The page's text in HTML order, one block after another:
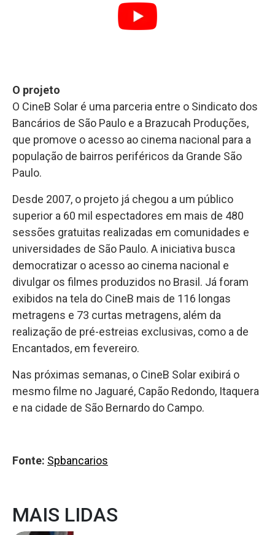
O projeto
O CineB Solar é uma parceria entre o Sindicato dos
Bancários de São Paulo e a Brazucah Produções,
que promove o acesso ao cinema nacional para a
população de bairros periféricos da Grande São
Paulo.
Desde 2007, o projeto já chegou a um público
superior a 60 mil espectadores em mais de 480
sessões gratuitas realizadas em comunidades e
universidades de São Paulo. A iniciativa busca
democratizar o acesso ao cinema nacional e
divulgar os filmes produzidos no Brasil. Já foram
exibidos na tela do CineB mais de 116 longas
metragens e 73 curtas metragens, além da
realização de pré-estreias exclusivas, como a de
Encantados, em fevereiro.
Nas próximas semanas, o CineB Solar exibirá o
mesmo filme no Jaguaré, Capão Redondo, Itaquera
e na cidade de São Bernardo do Campo.
Fonte: Spbancarios
MAIS LIDAS